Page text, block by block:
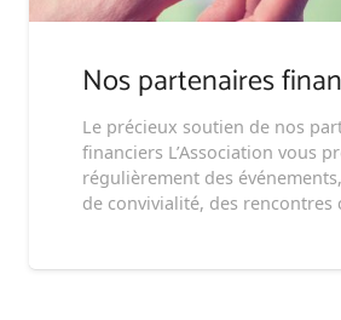
Nos partenaires
Le précieux soutien de nos
financiers L’Association vous
régulièrement des
de convivialité, des